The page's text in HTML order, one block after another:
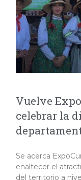
Vuelve
celebrar la
Se acerca
enaltecer el
del territorio a